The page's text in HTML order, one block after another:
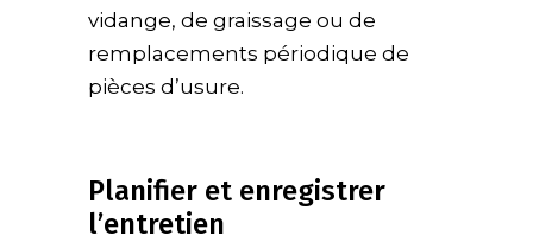
vidange, de graissage ou de
remplacements périodique de
pièces d’usure.
Planifier et enregistrer
l’entretien